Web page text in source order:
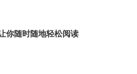
你随时随地轻松阅读